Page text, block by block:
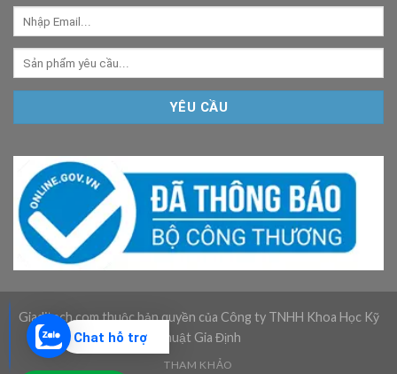
Chat hỗ trợ
Giaditech.com thuộc bản quyền của Công ty TNHH Khoa Học Kỹ
Thuật Gia Định
THAM KHẢO